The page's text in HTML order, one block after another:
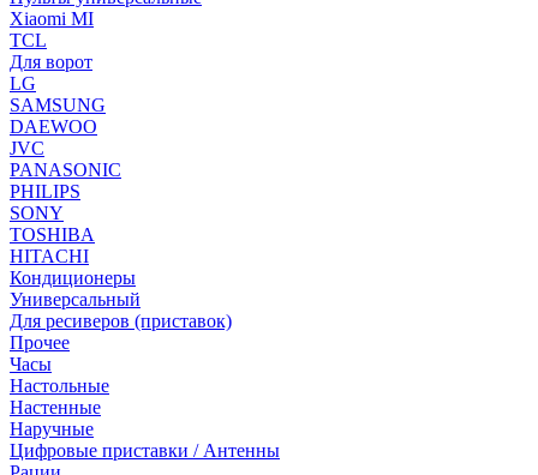
Xiaomi MI
TCL
Для ворот
LG
SAMSUNG
DAEWOO
JVC
PANASONIC
PHILIPS
SONY
TOSHIBA
HITACHI
Кондиционеры
Универсальный
Для ресиверов (приставок)
Прочее
Часы
Настольные
Настенные
Наручные
Цифровые приставки / Антенны